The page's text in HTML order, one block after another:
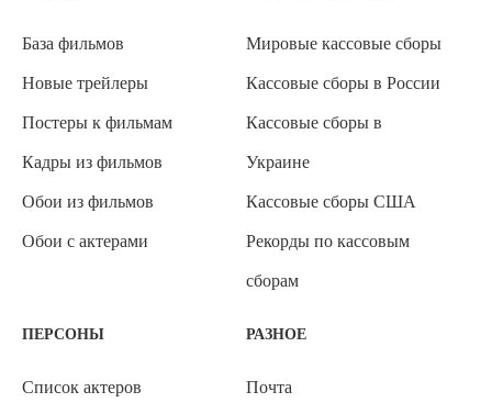
База фильмов
Новые трейлеры
Постеры к фильмам
Кадры из фильмов
Обои из фильмов
Обои с актерами
Мировые кассовые сборы
Кассовые сборы в России
Кассовые сборы в
Украине
Кассовые сборы США
Рекорды по кассовым
сборам
ПЕРСОНЫ
Список актеров
РАЗНОЕ
Почта